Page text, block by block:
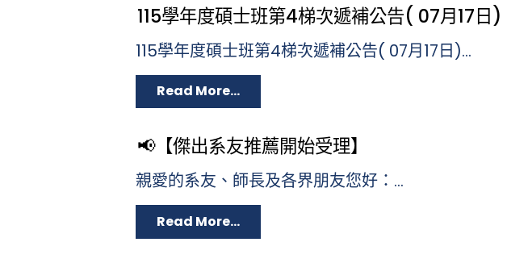
115學年度碩士班第4梯次遞補公告( 07月17日)
115學年度碩士班第4梯次遞補公告( 07月17日)...
Read More...
📢【傑出系友推薦開始受理】
親愛的系友、師長及各界朋友您好：...
Read More...